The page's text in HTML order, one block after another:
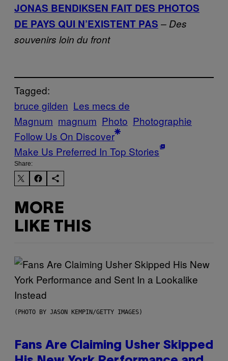
JONAS BENDIKSEN FAIT DES PHOTOS
DE PAYS QUI N’EXISTENT PAS – Des
souvenirs loin du front
Tagged:
bruce gilden Les mecs de
Magnum magnum Photo Photographie
Follow Us On Discover
Make Us Preferred In Top Stories
Share:
MORE
LIKE THIS
(PHOTO BY JASON KEMPIN/GETTY IMAGES)
Fans Are Claiming Usher Skipped